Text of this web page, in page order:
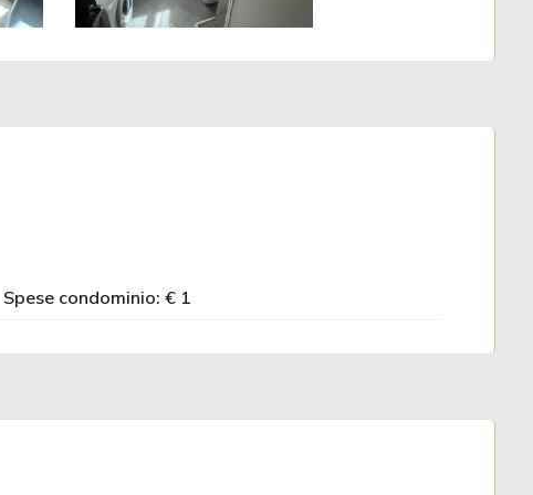
Spese condominio: € 1